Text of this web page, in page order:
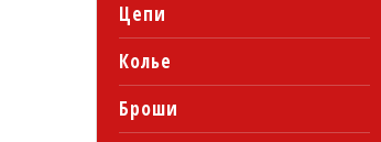
Цепи
Колье
Броши